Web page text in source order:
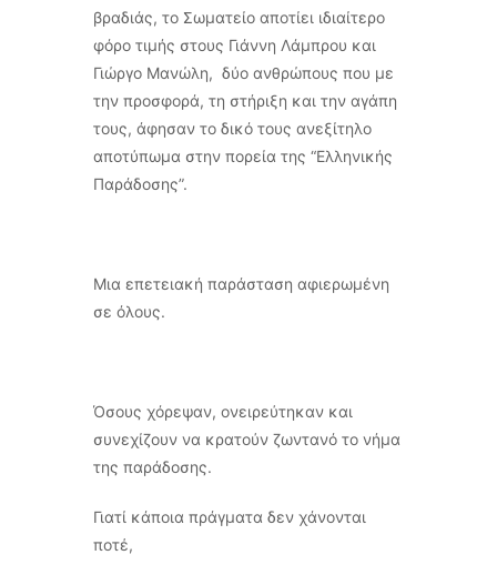
βραδιάς, το Σωματείο αποτίει ιδιαίτερο
φόρο τιμής στους Γιάννη Λάμπρου και
Γιώργο Μανώλη, δύο ανθρώπους που με
την προσφορά, τη στήριξη και την αγάπη
τους, άφησαν το δικό τους ανεξίτηλο
αποτύπωμα στην πορεία της “Ελληνικής
Παράδοσης”.
Μια επετειακή παράσταση αφιερωμένη
σε όλους.
Όσους χόρεψαν, ονειρεύτηκαν και
συνεχίζουν να κρατούν ζωντανό το νήμα
της παράδοσης.
Γιατί κάποια πράγματα δεν χάνονται
ποτέ,